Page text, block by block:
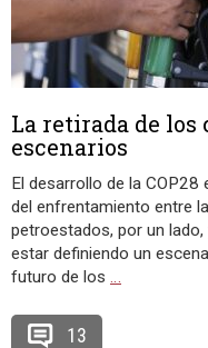
La retirada de los
escenarios
El desarrollo de la
del enfrentamiento entre
petroestados, por un
estar definiendo un
futuro de los …
13